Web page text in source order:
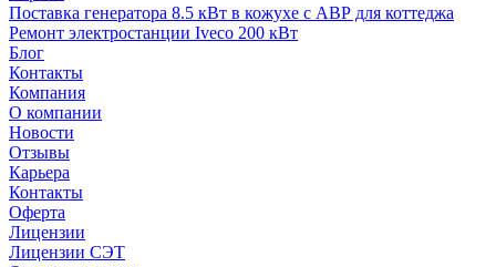
Поставка генератора 8.5 кВт в кожухе с АВР для коттеджа
Ремонт электростанции Iveco 200 кВт
Блог
Контакты
Компания
О компании
Новости
Отзывы
Карьера
Контакты
Оферта
Лицензии
Лицензии СЭТ